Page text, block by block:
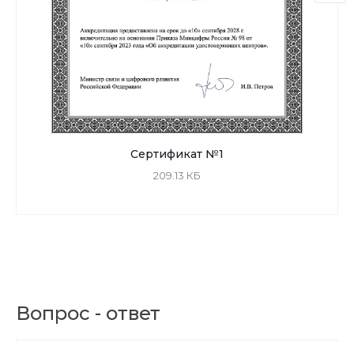
Сертификат №1
209.13 КБ
Вопрос - ответ